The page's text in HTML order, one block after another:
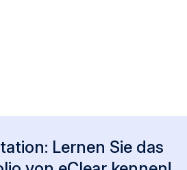
Lernen Sie das